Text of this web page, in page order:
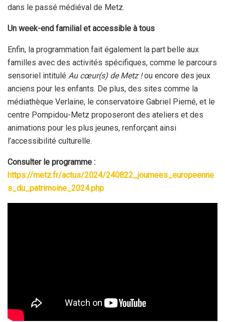
dans le passé médiéval de Metz.
Un week-end familial et accessible à tous
Enfin, la programmation fait également la part belle aux
familles avec des activités spécifiques, comme le parcours
sensoriel intitulé Au cœur(s) de Metz !ou encore des jeux
anciens pour les enfants. De plus, des sites comme la
médiathèque Verlaine, le conservatoire Gabriel Pierné, et le
centre Pompidou-Metz proposeront des ateliers et des
animations pour les plus jeunes, renforçant ainsi
l’accessibilité culturelle.
Consulter le programme :
https://metz.fr/actus/2024/240822_journees_europeenne
s_du_patrimoine_2024.php